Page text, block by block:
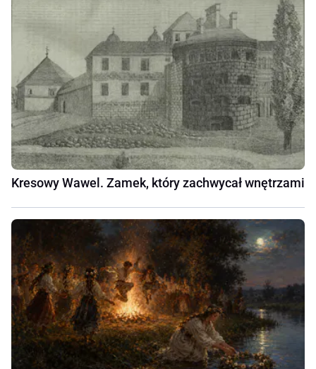
Kresowy Wawel. Zamek, który zachwycał wnętrzami